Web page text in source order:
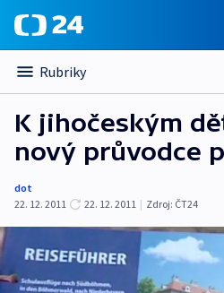
Rubriky
K jihočeským
nový průvodce
dot
22. 12. 2011
22. 12. 2011 | Zdroj: ČT24